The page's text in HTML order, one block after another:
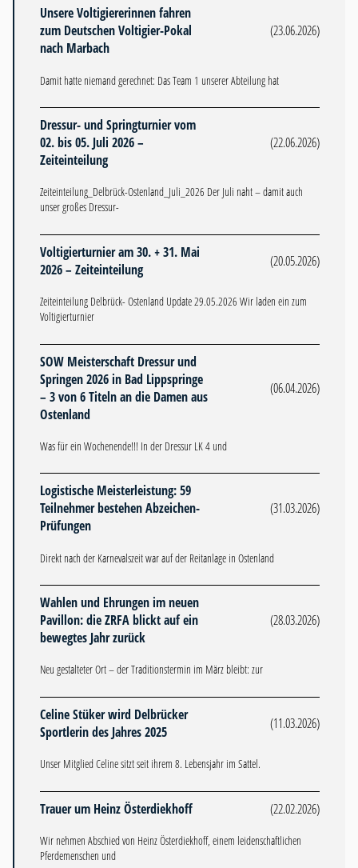
Unsere Voltigiererinnen fahren
zum Deutschen Voltigier-Pokal
nach Marbach
(23.06.2026)
Damit hatte niemand gerechnet: Das Team 1 unserer Abteilung hat
Dressur- und Springturnier vom
02. bis 05. Juli 2026 –
Zeiteinteilung
(22.06.2026)
Zeiteinteilung_Delbrück-Ostenland_Juli_2026 Der Juli naht – damit auch
unser großes Dressur-
Voltigierturnier am 30. + 31. Mai
2026 – Zeiteinteilung
(20.05.2026)
Zeiteinteilung Delbrück- Ostenland Update 29.05.2026 Wir laden ein zum
Voltigierturnier
SOW Meisterschaft Dressur und
Springen 2026 in Bad Lippspringe
– 3 von 6 Titeln an die Damen aus
Ostenland
(06.04.2026)
Was für ein Wochenende!!! In der Dressur LK 4 und
Logistische Meisterleistung: 59
Teilnehmer bestehen Abzeichen-
Prüfungen
(31.03.2026)
Direkt nach der Karnevalszeit war auf der Reitanlage in Ostenland
Wahlen und Ehrungen im neuen
Pavillon: die ZRFA blickt auf ein
bewegtes Jahr zurück
(28.03.2026)
Neu gestalteter Ort – der Traditionstermin im März bleibt: zur
Celine Stüker wird Delbrücker
Sportlerin des Jahres 2025
(11.03.2026)
Unser Mitglied Celine sitzt seit ihrem 8. Lebensjahr im Sattel.
Trauer um Heinz Österdiekhoff (22.02.2026)
Wir nehmen Abschied von Heinz Österdiekhoff, einem leidenschaftlichen
Pferdemenschen und